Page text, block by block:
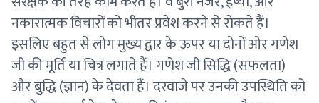
नकारात्मक विचारों को भीतर प्रवेश करने से रोकते हैं।
इसलिए बहुत से लोग मुख्य द्वार के ऊपर या दोनों ओर गणेश
जी की मूर्ति या चित्र लगाते हैं। गणेश जी सिद्धि (सफलता)
और बुद्धि (ज्ञान) के देवता हैं। दरवाजे पर उनकी उपस्थिति को